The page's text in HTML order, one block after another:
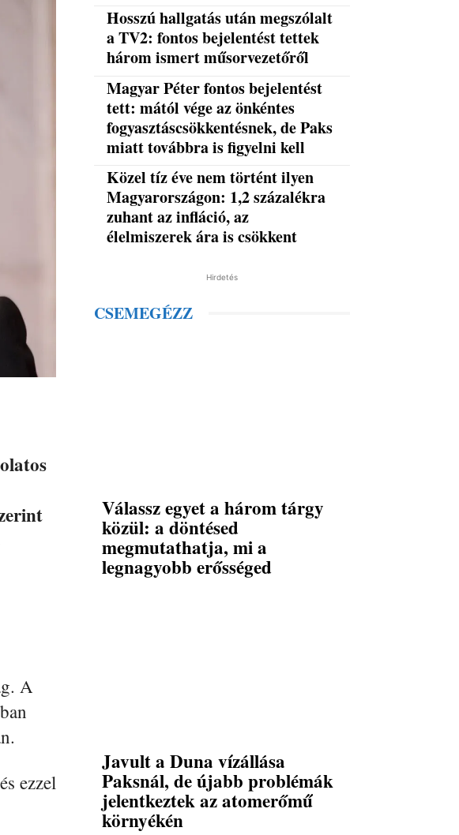
A
ezzel
Hosszú hallgatás után megszólalt
a TV2: fontos bejelentést tettek
három ismert műsorvezetőről
Magyar Péter fontos bejelentést
tett: mától vége az önkéntes
fogyasztáscsökkentésnek, de Paks
miatt továbbra is figyelni kell
Közel tíz éve nem történt ilyen
Magyarországon: 1,2 százalékra
zuhant az infláció, az
élelmiszerek ára is csökkent
Hirdetés
CSEMEGÉZZ
Válassz egyet a három tárgy
közül: a döntésed
megmutathatja, mi a
legnagyobb erősséged
Javult a Duna vízállása
Paksnál, de újabb problémák
jelentkeztek az atomerőmű
környékén